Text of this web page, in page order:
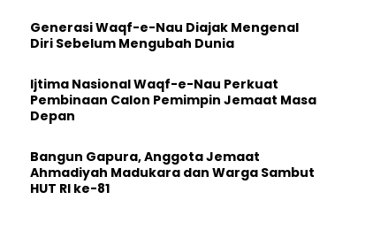
Generasi Waqf-e-Nau Diajak Mengenal
Diri Sebelum Mengubah Dunia
Ijtima Nasional Waqf-e-Nau Perkuat
Pembinaan Calon Pemimpin Jemaat Masa
Depan
Bangun Gapura, Anggota Jemaat
Ahmadiyah Madukara dan Warga Sambut
HUT RI ke-81